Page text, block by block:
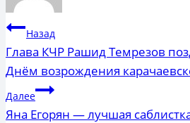
Навигация
по
записям
Назад
Глава КЧР Рашид Темрезов
Днём возрождения
Далее
Яна Егорян — лучшая